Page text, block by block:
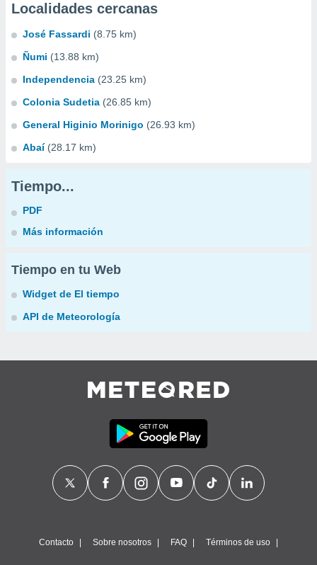
Localidades cercanas
José Fassardi (8.75 km)
Ñumi (13.88 km)
Independencia (23.25 km)
Colonia Sudetia (26.85 km)
General Higinio Morinigo (26.93 km)
Abaí (28.17 km)
Tiempo...
PDF
Más información
Tiempo en tu Web
Widget de El tiempo
API de Meteorología
Contacto Sobre nosotros FAQ Términos de uso